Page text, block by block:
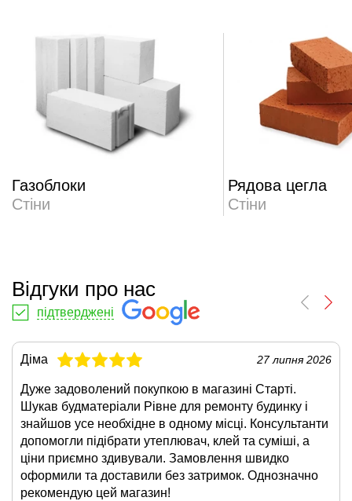
Газоблоки
Стіни
Рядова цегла
Стіни
Відгуки про нас
підтверджені
Діма 27 липня 2026
Дуже задоволений покупкою в магазині Старті.
Шукав будматеріали Рівне для ремонту будинку і
знайшов усе необхідне в одному місці. Консультанти
допомогли підібрати утеплювач, клей та суміші, а
ціни приємно здивували. Замовлення швидко
оформили та доставили без затримок. Однозначно
рекомендую цей магазин!